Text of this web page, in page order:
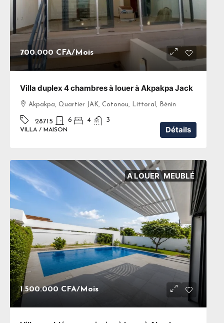
700.000 CFA/Mois
Villa duplex 4 chambres à louer à Akpakpa Jack
Akpakpa, Quartier JAK, Cotonou, Littoral, Bénin
28715 6 4 3
VILLA / MAISON Détails
A LOUER MEUBLÉ
1.500.000 CFA/Mois